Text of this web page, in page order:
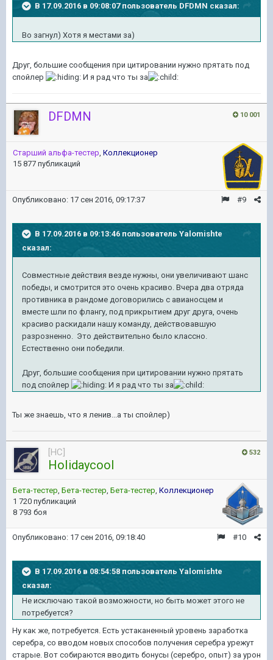
В 17.09.2016 в 09:08:07 пользователь DFDMN сказал:
Во загнул) Хотя я местами за)
Друг, большие сообщения при цитировании нужно прятать под
спойлер
И я рад что ты за
10 001
DFDMN
Старший альфа-тестер Коллекционер
15 877 публикаций
#9
Опубликовано: 17 сен 2016, 09:17:37
В 17.09.2016 в 09:13:46 пользователь Yalomishte
сказал:
Совместные действия везде нужны, они увеличивают шанс
победы, и смотрится это очень красиво. Вчера два отряда
противника в рандоме договорились с авианосцем и
вместе шли по флангу, под прикрытием друг друга, очень
красиво раскидали нашу команду, действовавшую
разрозненно. Это действительно было классно.
Естественно они победили.
Друг, большие сообщения при цитировании нужно прятать
под спойлер
И я рад что ты за
Ты же знаешь, что я ленив...а ты спойлер)
532
[HC]
HoIidaycooI
Бета-тестер Бета-тестер Бета-тестер Коллекционер
1 720 публикаций
8 793 боя
#10
Опубликовано: 17 сен 2016, 09:18:40
В 17.09.2016 в 08:54:58 пользователь Yalomishte
сказал:
Не исключаю такой возможности, но быть может этого не
потребуется?
Ну как же, потребуется. Есть устаканенный уровень заработка
серебра, со вводом новых способов получения серебра урежут
старые. Вот собираются вводить бонусы (серебро, опыт) за урон